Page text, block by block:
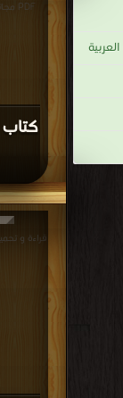
PDF مجانا | مكتبة >